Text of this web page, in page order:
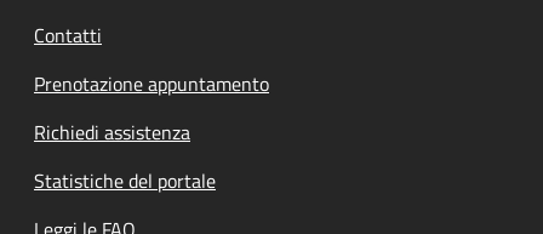
Contatti
Prenotazione appuntamento
Richiedi assistenza
Statistiche del portale